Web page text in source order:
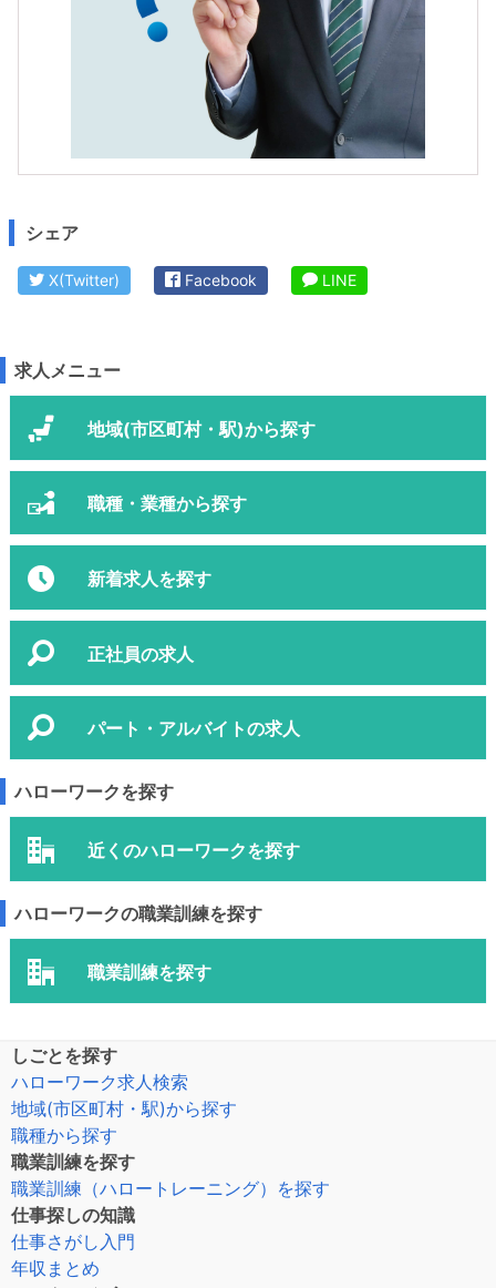
シェア
X(Twitter) Facebook LINE
求人メニュー
地域(市区町村・駅)から探す
職種・業種から探す
新着求人を探す
正社員の求人
パート・アルバイトの求人
ハローワークを探す
近くのハローワークを探す
ハローワークの職業訓練を探す
職業訓練を探す
しごとを探す
ハローワーク求人検索
地域(市区町村・駅)から探す
職種から探す
職業訓練を探す
職業訓練（ハロートレーニング）を探す
仕事探しの知識
仕事さがし入門
年収まとめ